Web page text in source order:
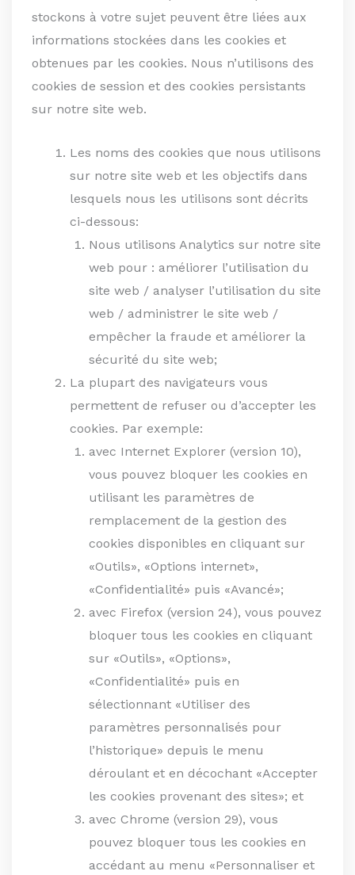
stockons à votre sujet peuvent être liées aux
informations stockées dans les cookies et
obtenues par les cookies. Nous n’utilisons des
cookies de session et des cookies persistants
sur notre site web.
Les noms des cookies que nous utilisons
sur notre site web et les objectifs dans
lesquels nous les utilisons sont décrits
ci-dessous:
Nous utilisons Analytics sur notre site
web pour : améliorer l’utilisation du
site web / analyser l’utilisation du site
web / administrer le site web /
empêcher la fraude et améliorer la
sécurité du site web;
La plupart des navigateurs vous
permettent de refuser ou d’accepter les
cookies. Par exemple:
avec Internet Explorer (version 10),
vous pouvez bloquer les cookies en
utilisant les paramètres de
remplacement de la gestion des
cookies disponibles en cliquant sur
«Outils», «Options internet»,
«Confidentialité» puis «Avancé»;
avec Firefox (version 24), vous pouvez
bloquer tous les cookies en cliquant
sur «Outils», «Options»,
«Confidentialité» puis en
sélectionnant «Utiliser des
paramètres personnalisés pour
l’historique» depuis le menu
déroulant et en décochant «Accepter
les cookies provenant des sites»; et
avec Chrome (version 29), vous
pouvez bloquer tous les cookies en
accédant au menu «Personnaliser et